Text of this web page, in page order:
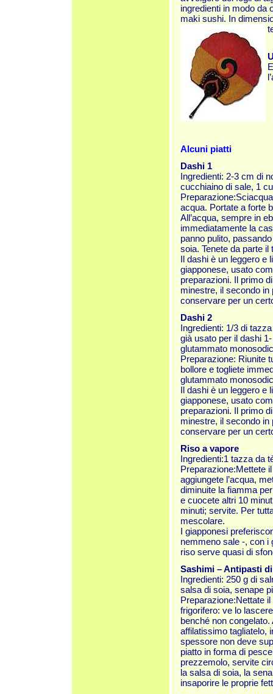
ingredienti in modo da
maki sushi. In
Alcuni piatti
Dashi 1
Ingredienti: 2-3 cm di
cucchiaino di sale, 1
acqua. Portate a forte
All’acqua, sempre in
immediatamente la
panno pulito,
soia. Tenete da parte il
Il dashi è un leggero e
giapponese, usato
preparazioni. Il primo
minestre, il secondo
conservare per un
Dashi 2
Ingredienti: 1/3 di
già usato per il dashi
glutammato
Preparazione: Riunite
bollore e togliete
glutammato
Il dashi è un leggero e
giapponese, usato
preparazioni. Il primo
minestre, il secondo
conservare per un
Riso a vapore
Ingredienti:1 tazza da
Preparazione:Mettete
aggiungete l’acqua,
diminuite la fiamma
e cuocete altri 10
minuti; servite. Per
mescolare.
I giapponesi
nemmeno sale -, con i
riso serve quasi di
Sashimi – Antipasti
Ingredienti: 250 g di
salsa di soia, senape
Preparazione:Nettate
frigorifero: ve lo
benché non
affilatissimo tagliatelo,
spessore non deve
piatto in forma di
prezzemolo, servite
la salsa di soia, la
insaporire le proprie